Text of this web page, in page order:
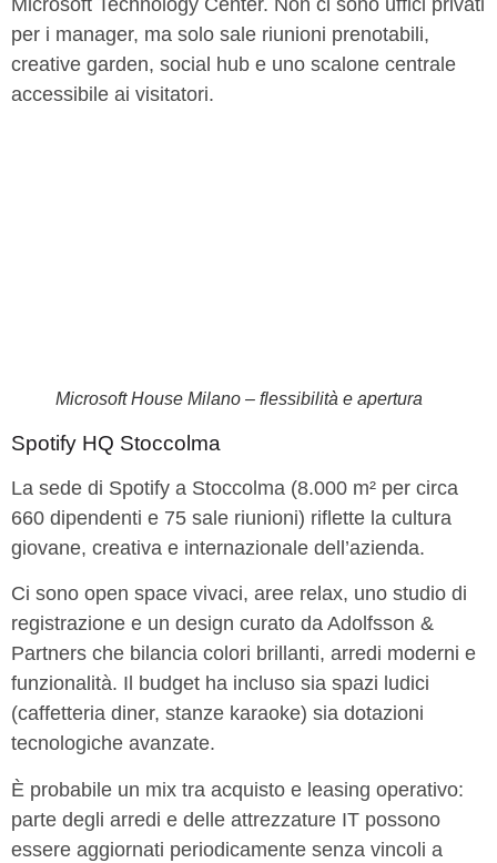
per i manager, ma solo sale riunioni prenotabili,
creative garden, social hub e uno scalone centrale
accessibile ai visitatori.
Microsoft House Milano – flessibilità e apertura
Spotify HQ Stoccolma
La sede di Spotify a Stoccolma (8.000 m² per circa
660 dipendenti e 75 sale riunioni) riflette la cultura
giovane, creativa e internazionale dell’azienda.
Ci sono open space vivaci, aree relax, uno studio di
registrazione e un design curato da Adolfsson &
Partners che bilancia colori brillanti, arredi moderni e
funzionalità. Il budget ha incluso sia spazi ludici
(caffetteria diner, stanze karaoke) sia dotazioni
tecnologiche avanzate.
È probabile un mix tra acquisto e leasing operativo:
parte degli arredi e delle attrezzature IT possono
essere aggiornati periodicamente senza vincoli a